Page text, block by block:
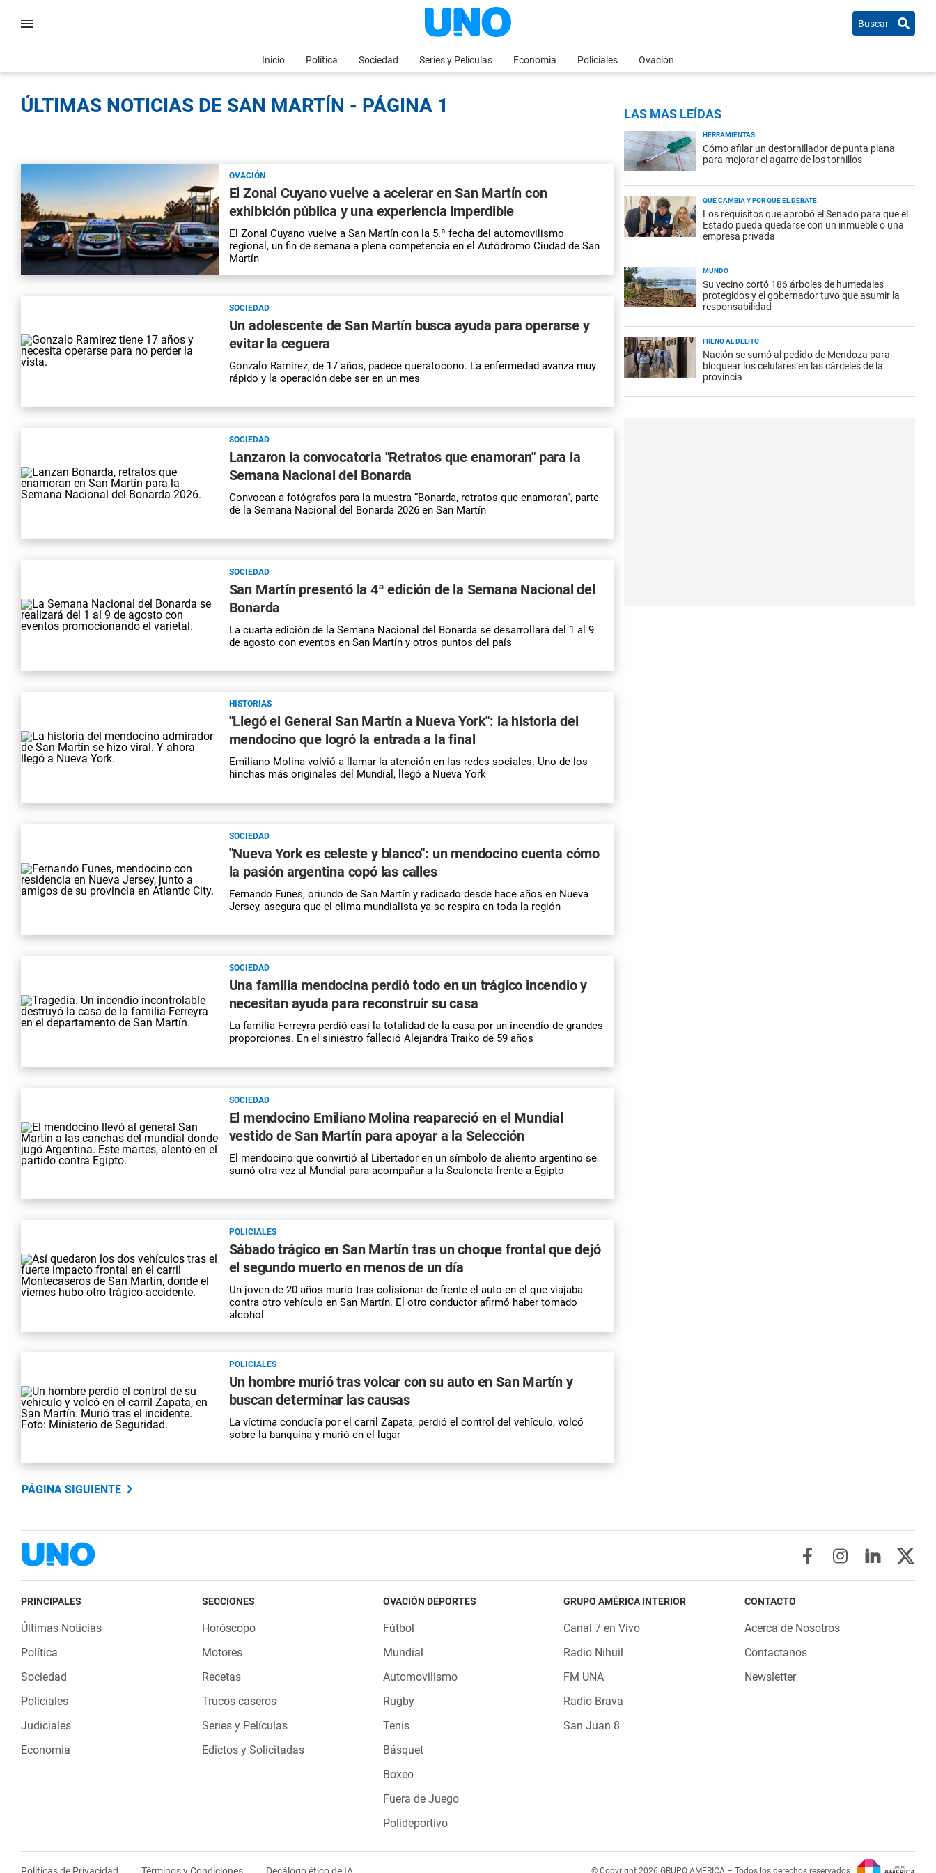
Buscar
Inicio Política Sociedad Series y Películas Economia Policiales Ovación
ÚLTIMAS NOTICIAS DE SAN MARTÍN - PÁGINA 1
OVACIÓN
El Zonal Cuyano vuelve a acelerar en San Martín con
exhibición pública y una experiencia imperdible
El Zonal Cuyano vuelve a San Martín con la 5.ª fecha del automovilismo
regional, un fin de semana a plena competencia en el Autódromo Ciudad de San
Martín
SOCIEDAD
Un adolescente de San Martín busca ayuda para operarse y
evitar la ceguera
Gonzalo Ramirez, de 17 años, padece queratocono. La enfermedad avanza muy
rápido y la operación debe ser en un mes
SOCIEDAD
Lanzaron la convocatoria "Retratos que enamoran" para la
Semana Nacional del Bonarda
Convocan a fotógrafos para la muestra “Bonarda, retratos que enamoran”, parte
de la Semana Nacional del Bonarda 2026 en San Martín
SOCIEDAD
San Martín presentó la 4ª edición de la Semana Nacional del
Bonarda
La cuarta edición de la Semana Nacional del Bonarda se desarrollará del 1 al 9
de agosto con eventos en San Martín y otros puntos del país
HISTORIAS
"Llegó el General San Martín a Nueva York": la historia del
mendocino que logró la entrada a la final
Emiliano Molina volvió a llamar la atención en las redes sociales. Uno de los
hinchas más originales del Mundial, llegó a Nueva York
SOCIEDAD
"Nueva York es celeste y blanco": un mendocino cuenta cómo
la pasión argentina copó las calles
Fernando Funes, oriundo de San Martín y radicado desde hace años en Nueva
Jersey, asegura que el clima mundialista ya se respira en toda la región
SOCIEDAD
Una familia mendocina perdió todo en un trágico incendio y
necesitan ayuda para reconstruir su casa
La familia Ferreyra perdió casi la totalidad de la casa por un incendio de grandes
proporciones. En el siniestro falleció Alejandra Traiko de 59 años
SOCIEDAD
El mendocino Emiliano Molina reapareció en el Mundial
vestido de San Martín para apoyar a la Selección
El mendocino que convirtió al Libertador en un símbolo de aliento argentino se
sumó otra vez al Mundial para acompañar a la Scaloneta frente a Egipto
POLICIALES
Sábado trágico en San Martín tras un choque frontal que dejó
el segundo muerto en menos de un día
Un joven de 20 años murió tras colisionar de frente el auto en el que viajaba
contra otro vehículo en San Martín. El otro conductor afirmó haber tomado
alcohol
POLICIALES
Un hombre murió tras volcar con su auto en San Martín y
buscan determinar las causas
La víctima conducía por el carril Zapata, perdió el control del vehículo, volcó
sobre la banquina y murió en el lugar
PÁGINA SIGUIENTE
LAS MAS LEÍDAS
HERRAMIENTAS
Cómo afilar un destornillador de punta plana
para mejorar el agarre de los tornillos
QUÉ CAMBIA Y POR QUÉ EL DEBATE
Los requisitos que aprobó el Senado para que el
Estado pueda quedarse con un inmueble o una
empresa privada
MUNDO
Su vecino cortó 186 árboles de humedales
protegidos y el gobernador tuvo que asumir la
responsabilidad
FRENO AL DELITO
Nación se sumó al pedido de Mendoza para
bloquear los celulares en las cárceles de la
provincia
PRINCIPALES
Últimas Noticias
Política
Sociedad
Policiales
Judiciales
Economia
SECCIONES
Horóscopo
Motores
Recetas
Trucos caseros
Series y Películas
Edictos y Solicitadas
OVACIÓN DEPORTES
Fútbol
Mundial
Automovilismo
Rugby
Tenis
Básquet
Boxeo
Fuera de Juego
Polideportivo
GRUPO AMÉRICA INTERIOR
Canal 7 en Vivo
Radio Nihuil
FM UNA
Radio Brava
San Juan 8
CONTACTO
Acerca de Nosotros
Contactanos
Newsletter
© Copyright 2026 GRUPO AMERICA – Todos los derechos reservados